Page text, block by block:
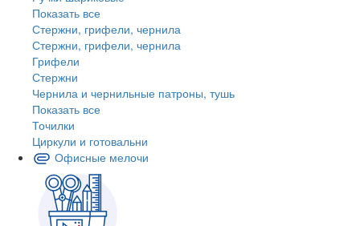
Показать все
Стержни, грифели, чернила
Стержни, грифели, чернила
Грифели
Стержни
Чернила и чернильные патроны, тушь
Показать все
Точилки
Циркули и готовальни
Офисные мелочи